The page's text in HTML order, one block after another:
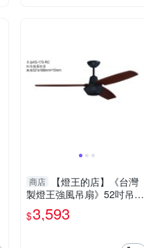
商店
【燈王的店】《台灣
製燈王強風吊扇》52吋吊扇
附遙控器(馬達保固十年) ☆
KS-173-RC
$3,593